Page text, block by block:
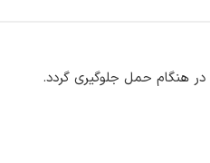
هنگام حمل جلوگیری گردد.